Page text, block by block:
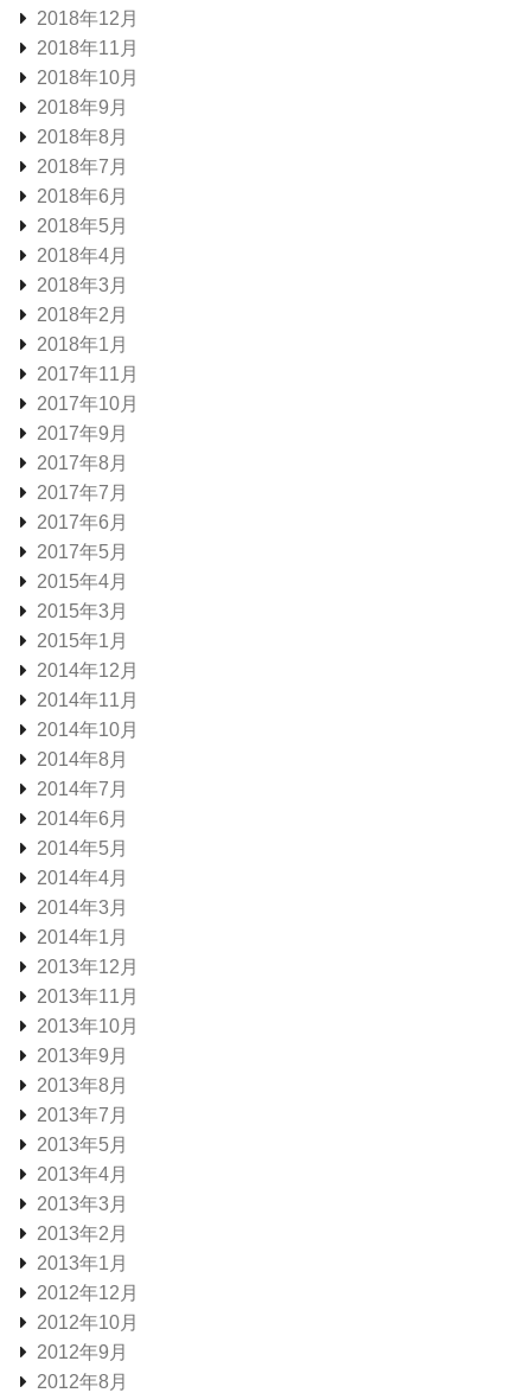
2018年12月
2018年11月
2018年10月
2018年9月
2018年8月
2018年7月
2018年6月
2018年5月
2018年4月
2018年3月
2018年2月
2018年1月
2017年11月
2017年10月
2017年9月
2017年8月
2017年7月
2017年6月
2017年5月
2015年4月
2015年3月
2015年1月
2014年12月
2014年11月
2014年10月
2014年8月
2014年7月
2014年6月
2014年5月
2014年4月
2014年3月
2014年1月
2013年12月
2013年11月
2013年10月
2013年9月
2013年8月
2013年7月
2013年5月
2013年4月
2013年3月
2013年2月
2013年1月
2012年12月
2012年10月
2012年9月
2012年8月